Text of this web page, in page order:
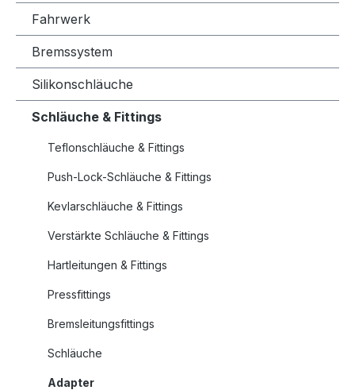
Fahrwerk
Bremssystem
Silikonschläuche
Schläuche & Fittings
Teflonschläuche & Fittings
Push-Lock-Schläuche & Fittings
Kevlarschläuche & Fittings
Verstärkte Schläuche & Fittings
Hartleitungen & Fittings
Pressfittings
Bremsleitungsfittings
Schläuche
Adapter